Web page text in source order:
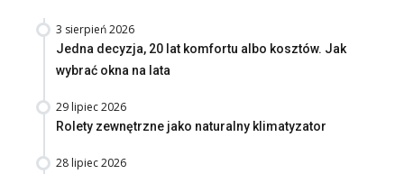
3 sierpień 2026
Jedna decyzja, 20 lat komfortu albo kosztów. Jak
wybrać okna na lata
29 lipiec 2026
Rolety zewnętrzne jako naturalny klimatyzator
28 lipiec 2026